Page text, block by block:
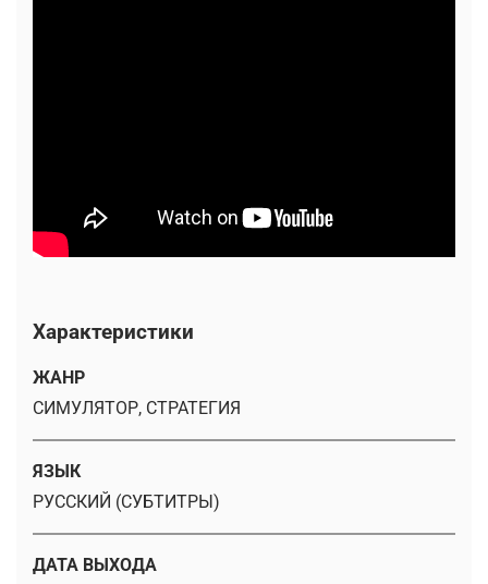
Характеристики
ЖАНР
СИМУЛЯТОР, СТРАТЕГИЯ
ЯЗЫК
РУССКИЙ (СУБТИТРЫ)
ДАТА ВЫХОДА